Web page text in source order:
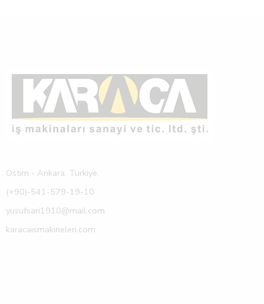
Ostim - Ankara, Turkiye.
(+90)-541-579-19-10
yusufsari1910@mail.com
karacaismakineleri.com